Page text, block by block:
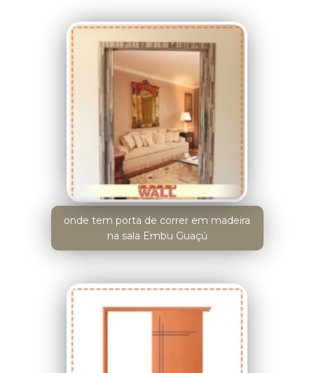
onde tem porta de correr em madeira
na sala Embu Guaçú